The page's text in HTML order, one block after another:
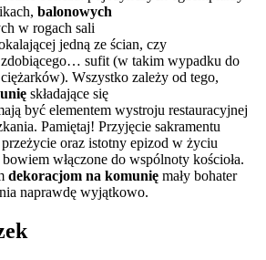
balonowych
w rogach sali
jedną ze ścian, czy
zdobiącego… sufit (w takim wypadku do
Wszystko zależy od tego,
składające się
być elementem wystroju restauracyjnej
Pamiętaj! Przyjęcie sakramentu
oraz istotny epizod w życiu
włączone do wspólnoty kościoła.
dekoracjom na komunię mały bohater
naprawdę wyjątkowo.